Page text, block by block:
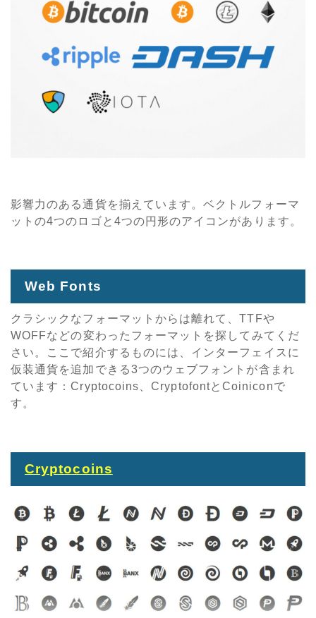
影響力のある通貨を揃えています。ベクトルフォーマ
ットの4つのロゴと4つの円形のアイコンがあります。
Web Fonts
クラシックなフォーマットからは離れて、TTFや
WOFFなどの変わったフォーマットを探してみてくだ
さい。ここで紹介するものには、インターフェイスに
仮装通貨を追加できる3つのウェブフォントが含まれ
ています：Cryptocoins、CryptofontとCoiniconで
す。
Cryptocoins